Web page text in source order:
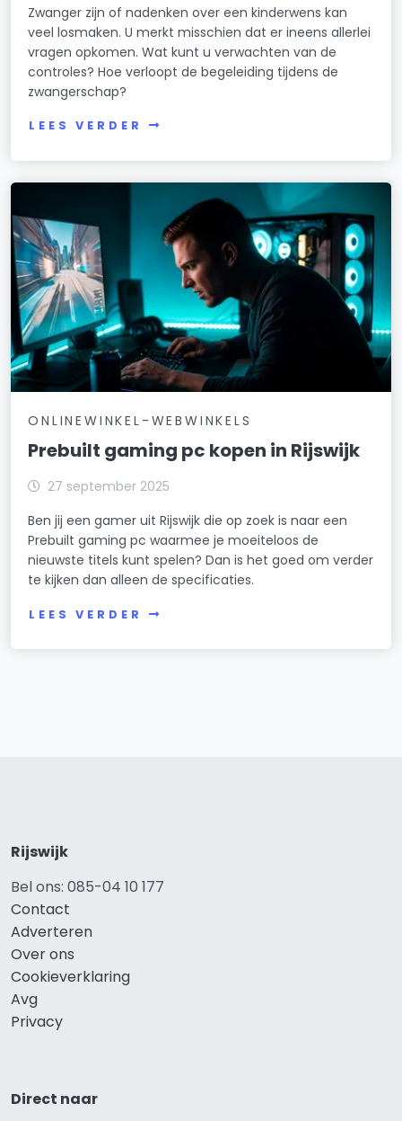
Zwanger zijn of nadenken over een kinderwens kan
veel losmaken. U merkt misschien dat er ineens allerlei
vragen opkomen. Wat kunt u verwachten van de
controles? Hoe verloopt de begeleiding tijdens de
zwangerschap?
LEES VERDER
ONLINEWINKEL-WEBWINKELS
Prebuilt gaming pc kopen in Rijswijk
27 september 2025
Ben jij een gamer uit Rijswijk die op zoek is naar een
Prebuilt gaming pc waarmee je moeiteloos de
nieuwste titels kunt spelen? Dan is het goed om verder
te kijken dan alleen de specificaties.
LEES VERDER
Rijswijk
Bel ons: 085-04 10 177
Contact
Adverteren
Over ons
Cookieverklaring
Avg
Privacy
Direct naar